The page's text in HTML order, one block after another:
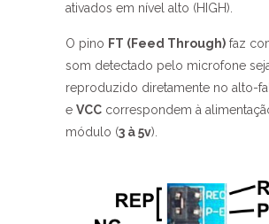
ativados em nível alto (HIGH).
O pino FT (Feed Through) faz
som detectado pelo microfone
reproduzido diretamente no alto-
e VCC correspondem à
módulo (3 à 5v).